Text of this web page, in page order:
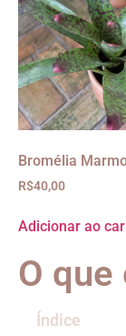
Bromélia
R$40,00
Adicionar ao
O que
Índice